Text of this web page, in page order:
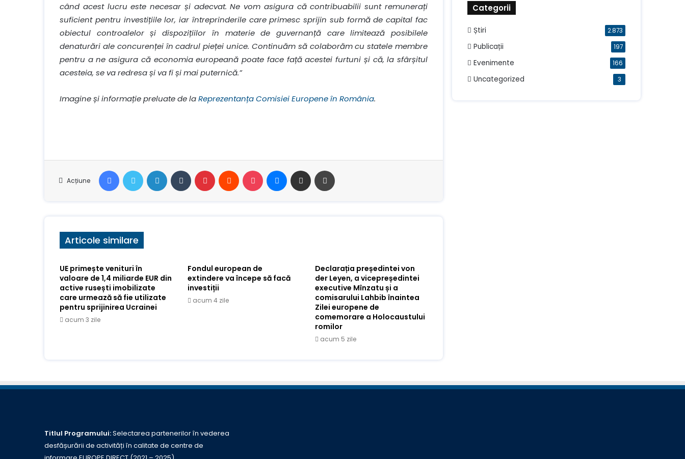
când acest lucru este necesar și adecvat. Ne vom asigura că contribuabilii sunt remunerați
suficient pentru investițiile lor, iar întreprinderile care primesc sprijin sub formă de capital fac
obiectul controalelor și dispozițiilor în materie de guvernanță care limitează posibilele
denaturări ale concurenței în cadrul pieței unice. Continuăm să colaborăm cu statele membre
pentru a ne asigura că economia europeană poate face față acestei furtuni și că, la sfârșitul
acesteia, se va redresa și va fi și mai puternică.”
Imagine și informație preluate de laReprezentanța Comisiei Europene în România.
Acțiune
FacebookStare de nervozitateLinkedIn Tumblr Pinterest Reddit Buzunar Mesager Distribuie prin e-mail
Articole similare
UE primește venituri în
valoare de 1,4 miliarde EUR din
active rusești imobilizate
care urmează să fie utilizate
pentru sprijinirea Ucrainei
acum 3 zile
Fondul european de
extindere va începe să facă
investiții
acum 4 zile
Declarația președintei von
der Leyen, a vicepreședintei
executive Mînzatu și a
comisarului Lahbib înaintea
Zilei europene de
comemorare a Holocaustului
romilor
acum 5 zile
Categorii
Știri 2.873
Publicații 197
Evenimente 166
Uncategorized 3
Titlul Programului:Selectarea partenerilor în vederea
desfășurării de activități în calitate de centre de